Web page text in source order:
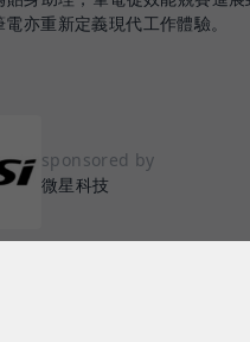
亦重新定義現代工作體驗。
sponsored by
微星科技